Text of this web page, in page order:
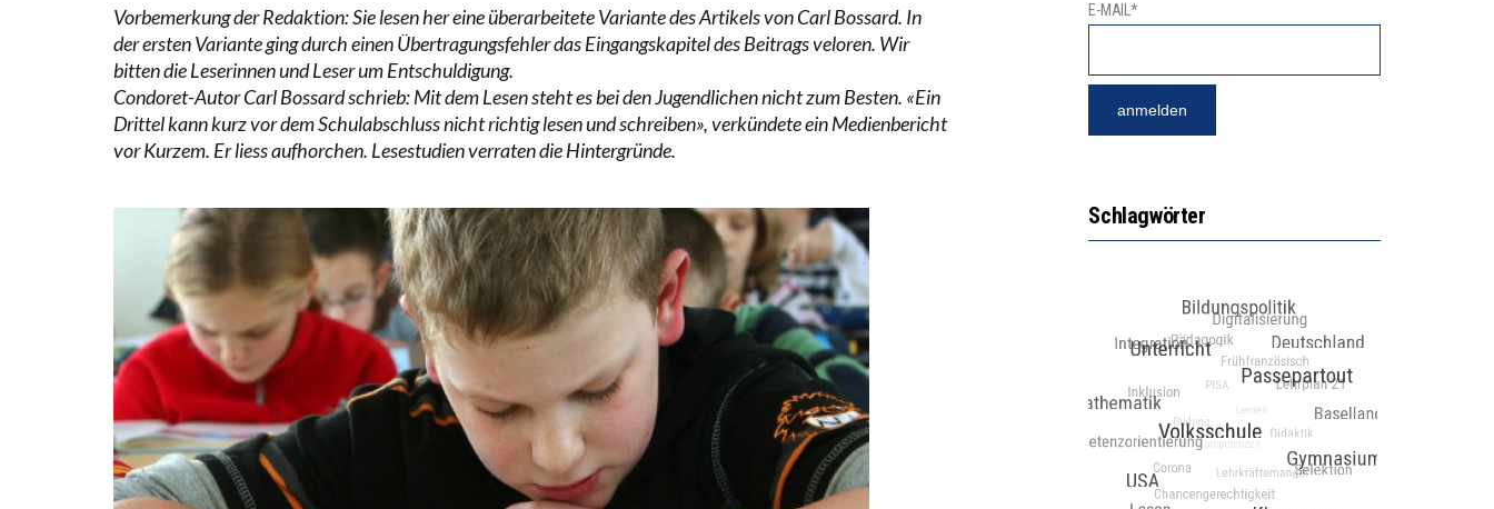
Vorbemerkung der Redaktion: Sie lesen her eine überarbeitete Variante des Artikels von Carl Bossard. In
der ersten Variante ging durch einen Übertragungsfehler das Eingangskapitel des Beitrags veloren. Wir
bitten die Leserinnen und Leser um Entschuldigung.
Condoret-Autor Carl Bossard schrieb: Mit dem Lesen steht es bei den Jugendlichen nicht zum Besten. «Ein
Drittel kann kurz vor dem Schulabschluss nicht richtig lesen und schreiben», verkündete ein Medienbericht
vor Kurzem. Er liess aufhorchen. Lesestudien verraten die Hintergründe.
E-MAIL*
Schlagwörter